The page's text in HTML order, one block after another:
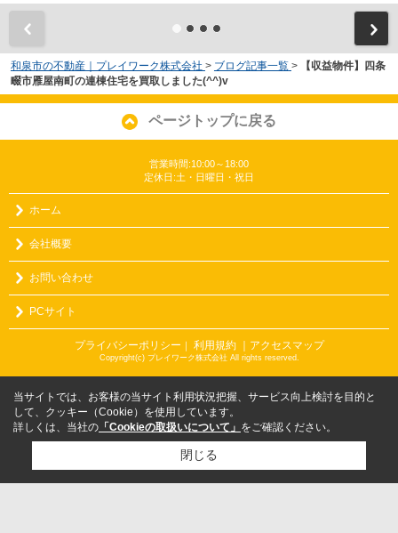
和泉市の不動産｜プレイワーク株式会社 > ブログ記事一覧 >
【収益物件】四条
畷市雁屋南町の連棟住宅を買取しました(^^)v
ページトップに戻る
営業時間:10:00～18:00
定休日:土・日曜日・祝日
ホーム
会社概要
お問い合わせ
PCサイト
プライバシーポリシー 利用規約 ｜アクセスマップ
Copyright(c) プレイワーク株式会社 All rights reserved.
当サイトでは、お客様の当サイト利用状況把握、サービス向上検討を目的と
して、クッキー（Cookie）を使用しています。
詳しくは、当社の 「Cookieの取扱いについて」 をご確認ください。
閉じる